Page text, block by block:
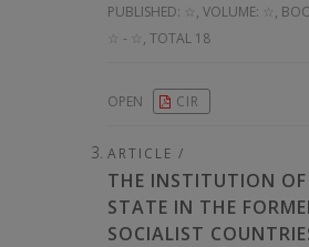
PUBLISHED: ☆, VOLUME: ☆ ,
☆ - ☆, TOTAL 18
OPEN CIR
ARTICLE /
THE INSTITUTION
STATE IN THE
SOCIALIST